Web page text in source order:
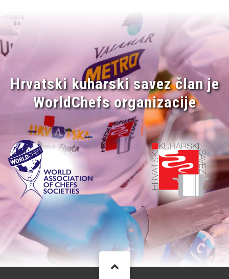
Hrvatski kuharski savez član je
WorldChefs organizacije